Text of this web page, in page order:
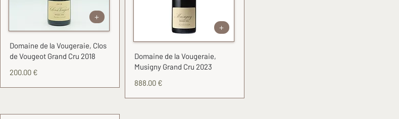
+
Domaine de la Vougeraie, Clos
de Vougeot Grand Cru 2018
200.00 €
+
Domaine de la Vougeraie,
Musigny Grand Cru 2023
888.00 €